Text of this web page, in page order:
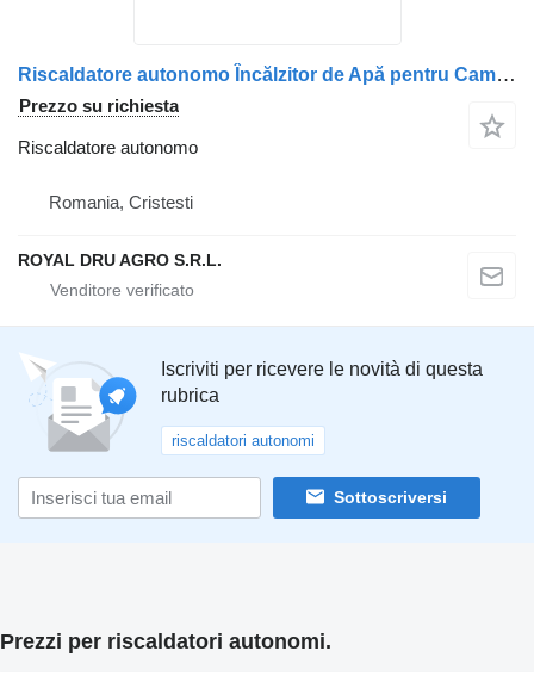
Riscaldatore autonomo Încălzitor de Apă pentru Camion per camion MAN – Coduri 36779016029, 3677901-6029, 11114080A
Prezzo su richiesta
Riscaldatore autonomo
Romania, Cristesti
ROYAL DRU AGRO S.R.L.
Iscriviti per ricevere le novità di questa
rubrica
riscaldatori autonomi
Sottoscriversi
Prezzi per riscaldatori autonomi.